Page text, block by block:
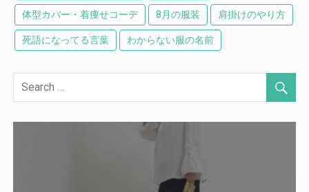
体型カバー・着痩せコーデ 8月の服装 肩掛けのやり方
死語になってる言葉 わからない服の名前